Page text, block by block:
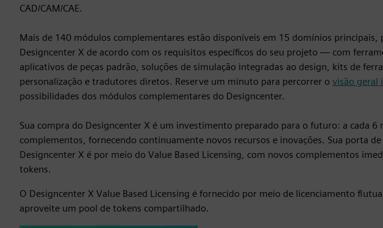
CAD/CAM/CAE.
Mais de 140 módulos complementares estão disponíveis em 15 domínios
Designcenter X de acordo com os requisitos específicos do seu projeto — com
aplicativos de peças padrão, soluções de simulação integradas ao design, kits de
personalização e tradutores diretos. Reserve um minuto para percorrer o visão geral
possibilidades dos módulos complementares do Designcenter.
Sua compra do Designcenter X é um investimento preparado para o futuro: a cada 6
complementos, fornecendo continuamente novos recursos e inovações. Sua porta
Designcenter X é por meio do Value Based Licensing, com novos complementos
tokens.
O Designcenter X Value Based Licensing é fornecido por meio de licenciamento
aproveite um pool de tokens compartilhado.